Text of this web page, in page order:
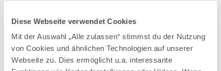
Diese Webseite verwendet Cookies
Mit der Auswahl „Alle zulassen“ stimmst du der Nutzung
von Cookies und ähnlichen Technologien auf unserer
Webseite zu. Dies ermöglicht u.a. interessante
Europas!
„Das Festspielhaus Neuschwanstein hat mich
sofort begeistert, die außergewöhnliche
Bühne, die Architektur, die einzigartige Lage -
und vor allem in das Team um Theaterdirektor